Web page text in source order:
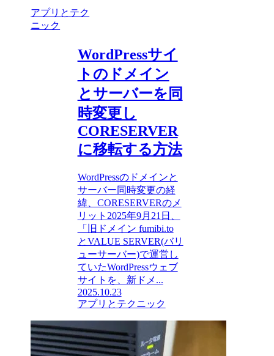
アプリとテク
ニック
WordPressサイ
トのドメイン
とサーバーを同
時変更し
CORESERVER
に移転する方法
WordPressのドメインと
サーバー同時変更の経
緯、CORESERVERのメ
リット2025年9月21日、
「旧ドメイン fumibi.to
とVALUE SERVER(バリ
ューサーバー)で運営し
ていたWordPressウェブ
サイトを、新ドメ...
2025.10.23
アプリとテクニック